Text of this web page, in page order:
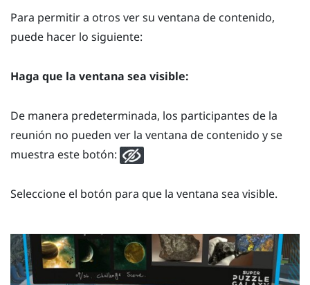
Para permitir a otros ver su ventana de contenido,
puede hacer lo siguiente:
Haga que la ventana sea visible:
De manera predeterminada, los participantes de la
reunión no pueden ver la ventana de contenido y se
muestra este botón:
Seleccione el botón para que la ventana sea visible.